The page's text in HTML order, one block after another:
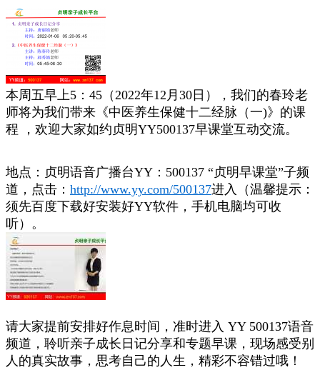
本周五早上5：45（2022年12月30日），我们的春玲老
师将为我们带来《中医养生保健十二经脉（一)》的课
程 ，欢迎大家如约贞明YY500137早课堂互动交流。
地点：贞明语音广播台YY：500137 “贞明早课堂”子频
道，点击： http://www.yy.com/500137进入（温馨提示：
须先百度下载好安装好YY软件，手机电脑均可收
听）。
请大家提前安排好作息时间，准时进入 YY 500137语音
频道，聆听亲子成长日记分享和专题早课，现场感受别
人的真实故事，思考自己的人生，精彩不容错过哦！